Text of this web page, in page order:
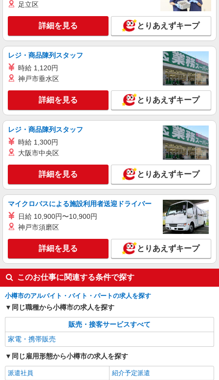
足立区
詳細を見る とりあえずキープ
レジ・商品陳列スタッフ
時給 1,120円
神戸市垂水区
詳細を見る とりあえずキープ
レジ・商品陳列スタッフ
時給 1,300円
大阪市中央区
詳細を見る とりあえずキープ
マイクロバスによる施設利用者送迎ドライバー
日給 10,900円〜10,900円
神戸市須磨区
詳細を見る とりあえずキープ
このお仕事に関連する条件で探す
小樽市のアルバイト・バイト・パートの求人を探す
同じ職種から小樽市の求人を探す
販売・接客サービスすべて
家電・携帯販売
同じ雇用形態から小樽市の求人を探す
派遣社員 紹介予定派遣